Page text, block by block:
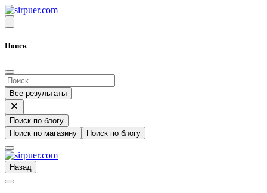
Поиск
Все результаты
Поиск по блогу
Поиск по магазину
Поиск по блогу
Назад